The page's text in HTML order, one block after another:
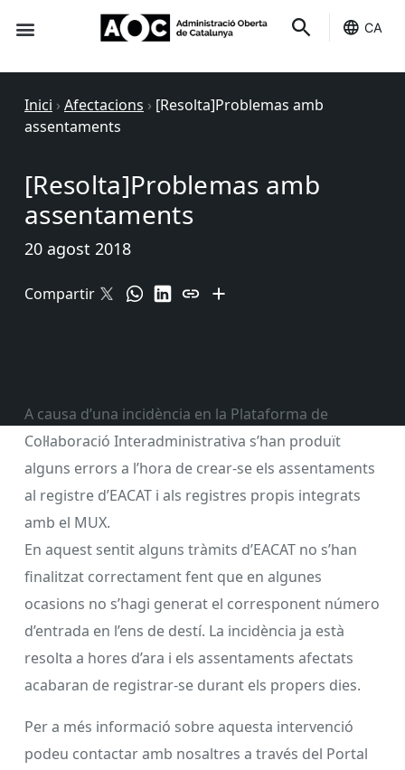
CA
Inici › Afectacions › [Resolta]Problemas amb
assentaments
[Resolta]Problemas amb
assentaments
20 agost 2018
Compartir
A causa d’una incidència en la Plataforma de
Col·laboració Interadministrativa s’han produït
alguns errors a l’hora de crear-se els assentaments
al registre d’EACAT i als registres propis integrats
amb el MUX.
En aquest sentit alguns tràmits d’EACAT no s’han
finalitzat correctament fent que en algunes
ocasions no s’hagi generat el corresponent número
d’entrada en l’ens de destí. La incidència ja està
resolta a hores d’ara i els assentaments afectats
acabaran de registrar-se durant els propers dies.
Per a més informació sobre aquesta intervenció
podeu contactar amb nosaltres a través del Portal